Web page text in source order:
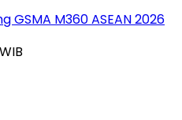
GSMA M360 ASEAN 2026